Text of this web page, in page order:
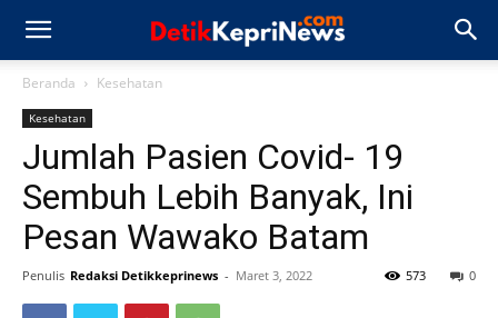
Beranda Kesehatan
Kesehatan
Jumlah Pasien Covid- 19
Sembuh Lebih Banyak, Ini
Pesan Wawako Batam
Penulis Redaksi Detikkeprinews - Maret 3, 2022 0
573